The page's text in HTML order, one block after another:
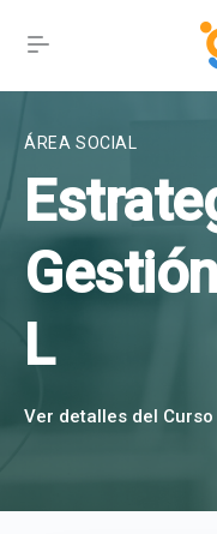
ÁREA SOCIAL
L
Ver detalles del Curso